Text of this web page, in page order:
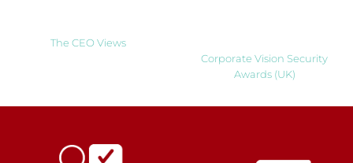
The CEO Views
Corporate Vision Security
Awards (UK)